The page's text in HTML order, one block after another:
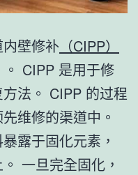
壁修补 （CIPP）
。 CIPP 是用于修
法。 CIPP 的过程
维修的渠道中。
露于固化元素，
一旦完全固化，